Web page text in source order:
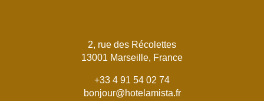
2, rue des Récolettes
13001 Marseille, France
+33 4 91 54 02 74
bonjour@hotelamista.fr